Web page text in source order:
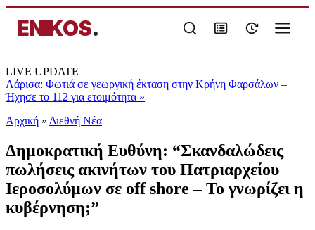
ENIKOS.
LIVE UPDATE
Λάρισα: Φωτιά σε γεωργική έκταση στην Κρήνη Φαρσάλων –
Ήχησε το 112 για ετοιμότητα »
Αρχική » Διεθνή Νέα
Δημοκρατική Ευθύνη: “Σκανδαλώδεις
πωλήσεις ακινήτων του Πατριαρχείου
Ιεροσολύμων σε off shore – Το γνωρίζει η
κυβέρνηση;”